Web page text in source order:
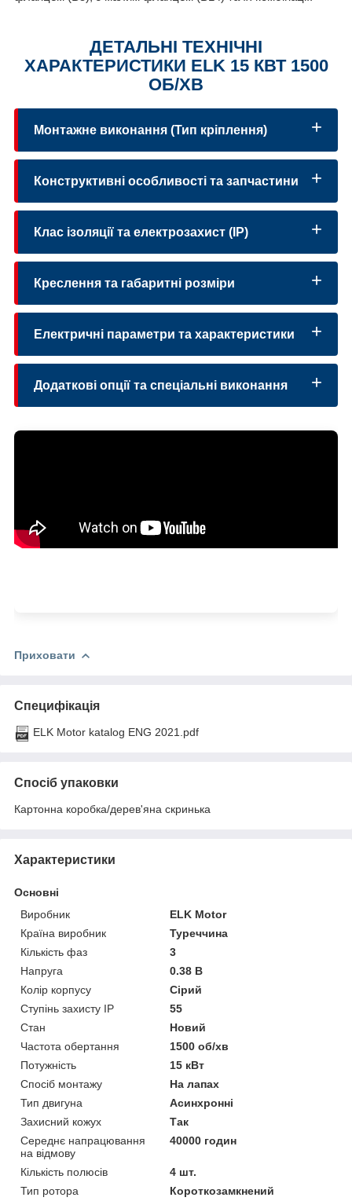
ДЕТАЛЬНІ ТЕХНІЧНІ
ХАРАКТЕРИСТИКИ ELK 15 КВТ 1500
ОБ/ХВ
Монтажне виконання (Тип кріплення)
IM B3
IM B35
IM B14
Конструктивні особливості та запчастини
Клас ізоляції та електрозахист (IP)
Креслення та габаритні розміри
Електричні параметри та характеристики
Додаткові опції та спеціальні виконання
Приховати
Специфікація
ELK Motor katalog ENG 2021.pdf
Спосіб упаковки
Картонна коробка/дерев'яна скринька
Характеристики
Основні
Виробник
ELK Motor
Країна виробник
Туреччина
Кількість фаз
3
Напруга
0.38 В
Колір корпусу
Сірий
Ступінь захисту IP
55
Стан
Новий
Частота обертання
1500 об/хв
Потужність
15 кВт
Спосіб монтажу
На лапах
Тип двигуна
Асинхронні
Захисний кожух
Так
Середнє напрацювання
на відмову
40000 годин
Кількість полюсів
4 шт.
Тип ротора
Короткозамкнений